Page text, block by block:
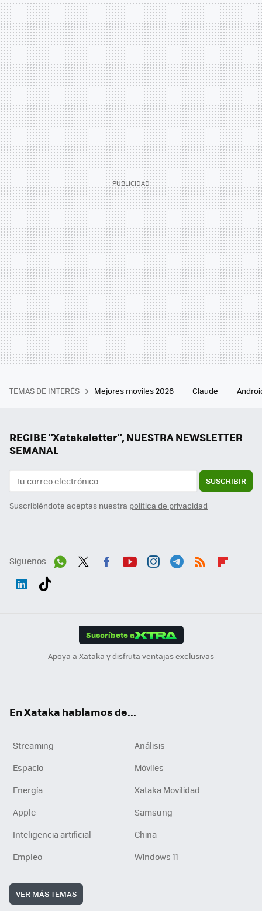
TEMAS DE INTERÉS Mejores moviles 2026 Claude
RECIBE "Xatakaletter", NUESTRA NEWSLETTER
SEMANAL
SUSCRIBIR
Suscribiéndote aceptas nuestra política de privacidad
Síguenos
Suscríbete a
Apoya a Xataka y disfruta ventajas exclusivas
En Xataka hablamos de...
Streaming
Análisis
Espacio
Móviles
Energía
Xataka Movilidad
Apple
Samsung
Inteligencia artificial
China
Empleo
Windows 11
VER MÁS TEMAS